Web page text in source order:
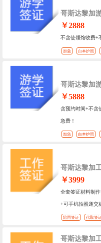
哥斯达黎加
￥2888
不含使领馆收费+
加急 白本护照
哥斯达黎加
￥5888
含预约时间+不含
急费！
加急 白本护照
哥斯达黎加
￥3999
全套签证材料制
+可手机拍照递交
陪同签证 代取签
哥斯达黎加